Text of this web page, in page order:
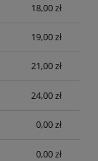
18,00 zł
19,00 zł
21,00 zł
24,00 zł
0,00 zł
0,00 zł